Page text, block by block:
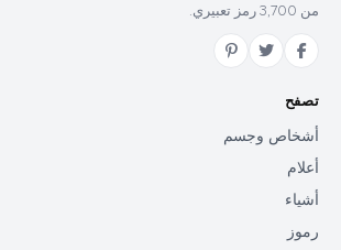
من 3,700 رمز تعبيري.
تصفح
أشخاص وجسم
أعلام
أشياء
رموز